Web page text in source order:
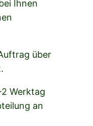
Ihnen
über
Werktag
an